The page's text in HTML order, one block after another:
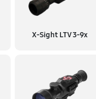
X-Sight LTV 3-9x